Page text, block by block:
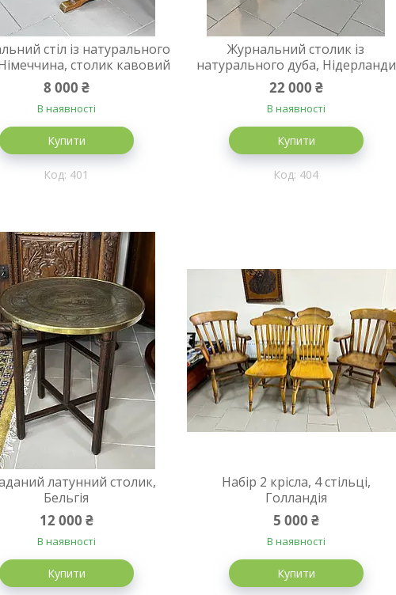
стіл із натурального
столик кавовий
8 000 ₴
В наявності
Купити
401
Журнальний столик із
натурального дуба, Нідерланди
22 000 ₴
В наявності
Купити
404
латунний столик,
Бельгія
12 000 ₴
В наявності
Купити
Набір 2 крісла, 4 стільці,
Голландія
5 000 ₴
В наявності
Купити